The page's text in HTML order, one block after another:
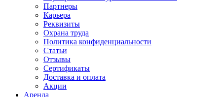
Партнеры
Карьера
Реквизиты
Охрана труда
Политика конфиденциальности
Статьи
Отзывы
Сертификаты
Доставка и оплата
Акции
Аренда